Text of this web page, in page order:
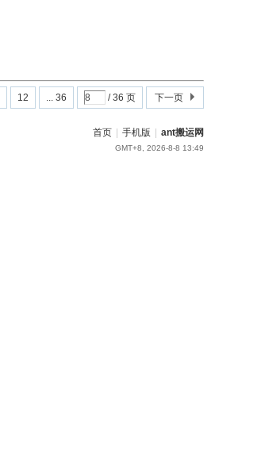
12 ... 36 / 36 页 下一页
首页 手机版 ant搬运网
GMT+8, 2026-8-8 13:49